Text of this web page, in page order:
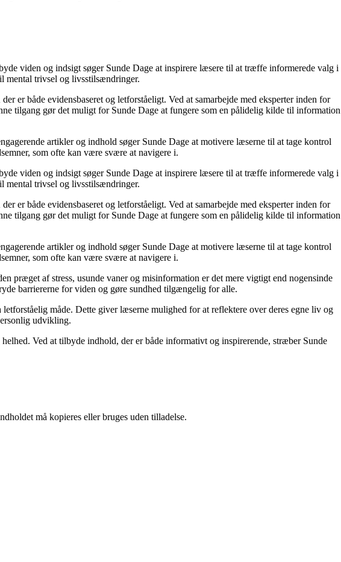
viden og indsigt søger Sunde Dage at inspirere læsere til at træffe informerede valg i
mental trivsel og livsstilsændringer.
er både evidensbaseret og letforståeligt. Ved at samarbejde med eksperter inden for
tilgang gør det muligt for Sunde Dage at fungere som en pålidelig kilde til information
artikler og indhold søger Sunde Dage at motivere læserne til at tage kontrol
som ofte kan være svære at navigere i.
viden og indsigt søger Sunde Dage at inspirere læsere til at træffe informerede valg i
mental trivsel og livsstilsændringer.
er både evidensbaseret og letforståeligt. Ved at samarbejde med eksperter inden for
tilgang gør det muligt for Sunde Dage at fungere som en pålidelig kilde til information
artikler og indhold søger Sunde Dage at motivere læserne til at tage kontrol
som ofte kan være svære at navigere i.
præget af stress, usunde vaner og misinformation er det mere vigtigt end nogensinde
barriererne for viden og gøre sundhed tilgængelig for alle.
måde. Dette giver læserne mulighed for at reflektere over deres egne liv og
udvikling.
Ved at tilbyde indhold, der er både informativt og inspirerende, stræber Sunde
må kopieres eller bruges uden tilladelse.